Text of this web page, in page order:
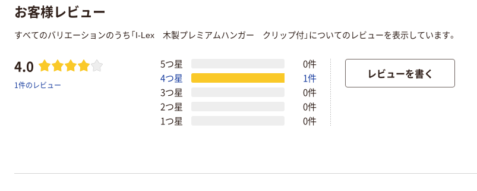
お客様レビュー
すべてのバリエーションのうち「I-Lex 木製プレミアムハンガー クリップ付」についてのレビューを表示しています。
4.0
1件のレビュー
5つ星
0件
4つ星
1件
3つ星
0件
2つ星
0件
1つ星
0件
レビューを書く